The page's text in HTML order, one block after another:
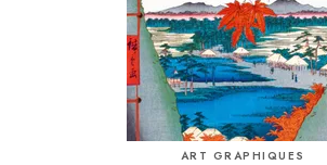
ART GRAPHIQUES